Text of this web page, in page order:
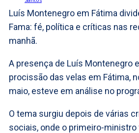
Luís Montenegro em Fátima
Fama: fé, política e críticas nas
manhã.
A presença de Luís Montenegro
procissão das velas em Fátima,
maio, esteve em análise no
O tema surgiu depois de várias
sociais, onde o primeiro-